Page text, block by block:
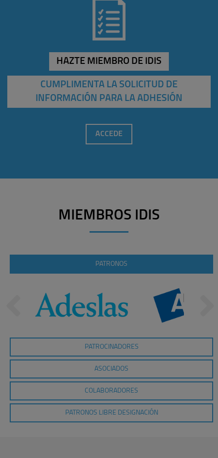
HAZTE MIEMBRO DE IDIS
CUMPLIMENTA LA SOLICITUD DE
INFORMACIÓN PARA LA ADHESIÓN
ACCEDE
MIEMBROS IDIS
PATRONOS
PATROCINADORES
ASOCIADOS
COLABORADORES
PATRONOS LIBRE DESIGNACIÓN